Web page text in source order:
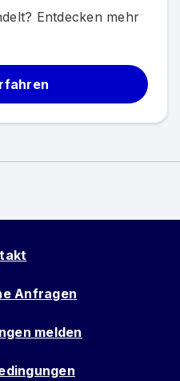
Entdecken mehr
Anfragen
melden